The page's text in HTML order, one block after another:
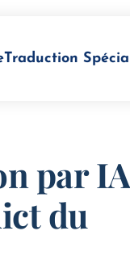
Traduction
par
du